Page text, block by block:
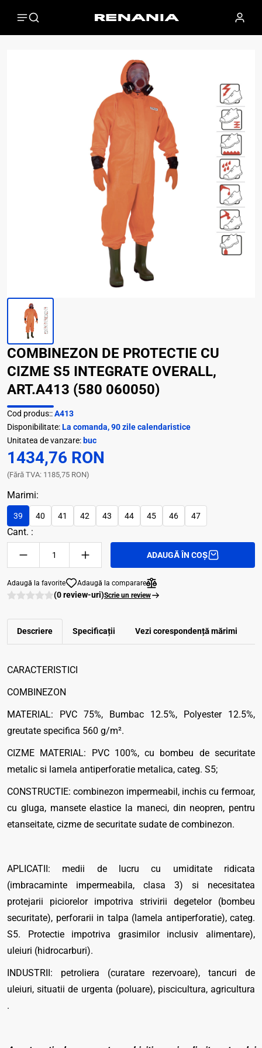
COMBINEZON DE PROTECTIE CU
CIZME S5 INTEGRATE OVERALL,
ART.A413 (580 060050)
Cod produs::A413
Disponibilitate:La comanda, 90 zile calendaristice
Unitatea de vanzare: buc
1434,76 RON
(Fără TVA: 1185,75 RON)
Marimi:
39 40 41 42 43 44 45 46 47
Cant. :
ADAUGĂ ÎN COȘ
Adaugă la favorite Adaugă la comparare
(0 review-uri)Scrie un review
Descriere Specificații Vezi corespondenţă mărimi
CARACTERISTICI
COMBINEZON
MATERIAL: PVC 75%, Bumbac 12.5%, Polyester 12.5%,
greutate specifica 560 g/m².
CIZME MATERIAL: PVC 100%, cu bombeu de securitate
metalic si lamela antiperforatie metalica, categ. S5;
CONSTRUCTIE: combinezon impermeabil, inchis cu fermoar,
cu gluga, mansete elastice la maneci, din neopren, pentru
etanseitate, cizme de securitate sudate de combinezon.
APLICATII: medii de lucru cu umiditate ridicata
(imbracaminte impermeabila, clasa 3) si necesitatea
protejarii piciorelor impotriva strivirii degetelor (bombeu
securitate), perforarii in talpa (lamela antiperforatie), categ.
S5. Protectie impotriva grasimilor inclusiv alimentare),
uleiuri (hidrocarburi).
INDUSTRII: petroliera (curatare rezervoare), tancuri de
uleiuri, situatii de urgenta (poluare), piscicultura, agricultura
.